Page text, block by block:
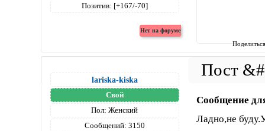
Позитив: [+167/-70]
lariska-kiska
Свой
Пол: Женский
Сообщений: 3150
Сообщение
Ладно,не